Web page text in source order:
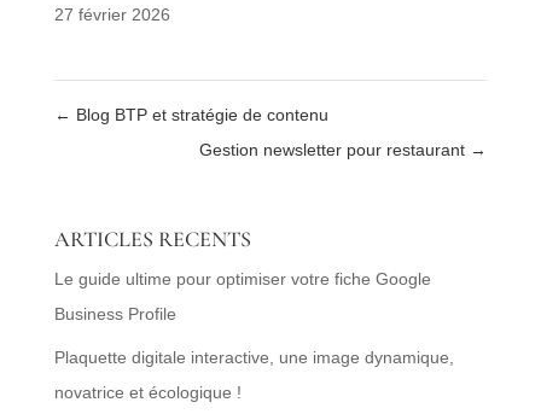
27 février 2026
← Blog BTP et stratégie de contenu
Gestion newsletter pour restaurant →
ARTICLES RECENTS
Le guide ultime pour optimiser votre fiche Google
Business Profile
Plaquette digitale interactive, une image dynamique,
novatrice et écologique !